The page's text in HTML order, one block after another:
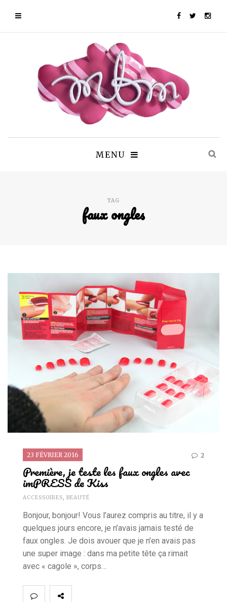
MENU
TAG
faux ongles
23 FÉVRIER 2016 2
Première, je teste les faux ongles avec
imPRESS de Kiss
ACCESSOIRES, BEAUTÉ
Bonjour, bonjour! Vous l’aurez compris au titre, il y a
quelques jours encore, je n’avais jamais testé de
faux ongles. Je dois avouer que je n’en avais pas
une super image : dans ma petite tête ça rimait
avec « cagole », corps…